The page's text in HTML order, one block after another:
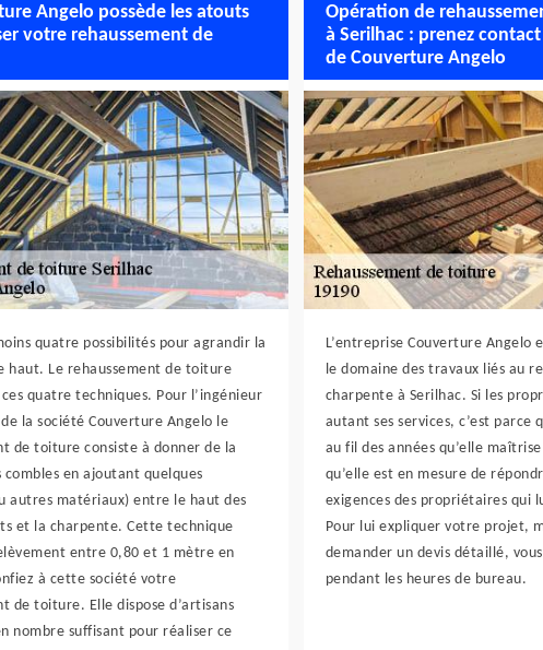
Angelo possède les atouts
votre rehaussement de
quatre possibilités pour agrandir la
haut. Le rehaussement de toiture
quatre techniques. Pour l’ingénieur
la société Couverture Angelo le
de toiture consiste à donner de la
combles en ajoutant quelques
autres matériaux) entre le haut des
et la charpente. Cette technique
entre 0,80 et 1 mètre en
à cette société votre
de toiture. Elle dispose d’artisans
nombre suffisant pour réaliser ce
Opération de
à Serilhac : prenez
de Couverture Angelo
L’entreprise Couverture Angelo
le domaine des travaux liés au
charpente à Serilhac. Si les
autant ses services, c’est parce
au fil des années qu’elle
qu’elle est en mesure de
exigences des propriétaires qui
Pour lui expliquer votre projet,
demander un devis détaillé,
pendant les heures de bureau.